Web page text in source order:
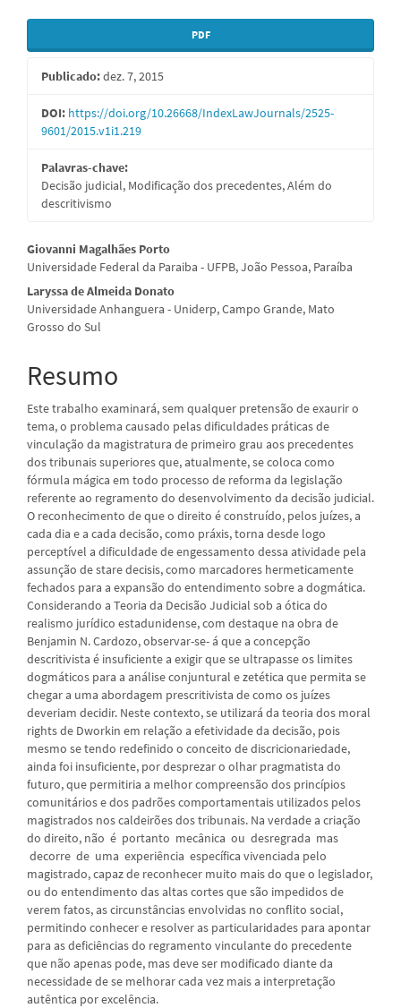
Barra
lateral
de
artigos
PDF
Publicado:dez. 7, 2015
DOI: https://doi.org/10.26668/IndexLawJournals/2525-
9601/2015.v1i1.219
Palavras-chave:
Decisão judicial, Modificação dos precedentes, Além do
descritivismo
Conteúdo
do
artigo
principal
Giovanni Magalhães Porto
Universidade Federal da Paraiba - UFPB, João Pessoa, Paraíba
Laryssa de Almeida Donato
Universidade Anhanguera - Uniderp, Campo Grande, Mato
Grosso do Sul
Resumo
Este trabalho examinará, sem qualquer pretensão de exaurir o
tema, o problema causado pelas dificuldades práticas de
vinculação da magistratura de primeiro grau aos precedentes
dos tribunais superiores que, atualmente, se coloca como
fórmula mágica em todo processo de reforma da legislação
referente ao regramento do desenvolvimento da decisão judicial.
O reconhecimento de que o direito é construído, pelos juízes, a
cada dia e a cada decisão, como práxis, torna desde logo
perceptível a dificuldade de engessamento dessa atividade pela
assunção de stare decisis, como marcadores hermeticamente
fechados para a expansão do entendimento sobre a dogmática.
Considerando a Teoria da Decisão Judicial sob a ótica do
realismo jurídico estadunidense, com destaque na obra de
Benjamin N. Cardozo, observar-se- á que a concepção
descritivista é insuficiente a exigir que se ultrapasse os limites
dogmáticos para a análise conjuntural e zetética que permita se
chegar a uma abordagem prescritivista de como os juízes
deveriam decidir. Neste contexto, se utilizará da teoria dos moral
rights de Dworkin em relação a efetividade da decisão, pois
mesmo se tendo redefinido o conceito de discricionariedade,
ainda foi insuficiente, por desprezar o olhar pragmatista do
futuro, que permitiria a melhor compreensão dos princípios
comunitários e dos padrões comportamentais utilizados pelos
magistrados nos caldeirões dos tribunais. Na verdade a criação
do direito, não é portanto mecânica ou desregrada mas
decorre de uma experiência específica vivenciada pelo
magistrado, capaz de reconhecer muito mais do que o legislador,
ou do entendimento das altas cortes que são impedidos de
verem fatos, as circunstâncias envolvidas no conflito social,
permitindo conhecer e resolver as particularidades para apontar
para as deficiências do regramento vinculante do precedente
que não apenas pode, mas deve ser modificado diante da
necessidade de se melhorar cada vez mais a interpretação
autêntica por excelência.